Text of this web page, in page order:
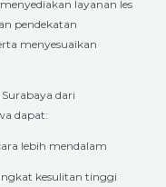
layanan les
pendekatan
menyesuaikan
dari
dapat:
lebih mendalam
kesulitan tinggi